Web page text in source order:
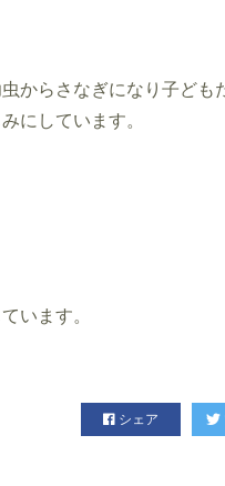
からさなぎになり子ども
にしています。
います。
シェア